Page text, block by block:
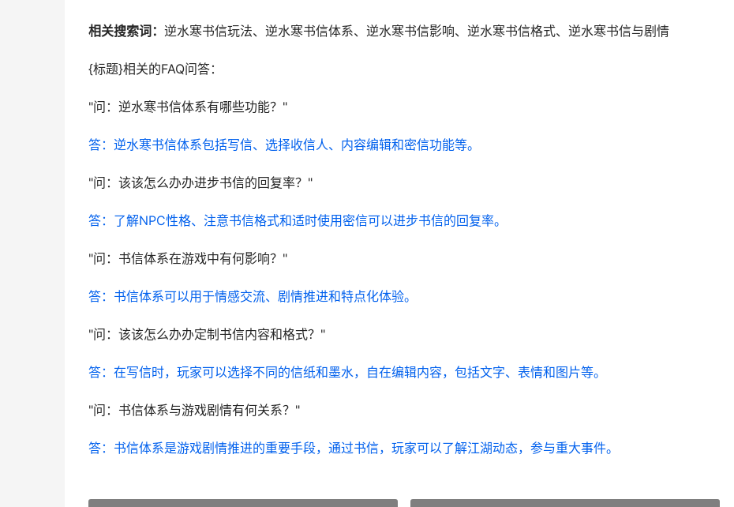
相关搜索词： 逆水寒书信玩法、逆水寒书信体系、逆水寒书信影响、逆水寒书信格式、逆水寒书信与剧情
{标题}相关的FAQ问答：
问：逆水寒书信体系有哪些功能？
答：逆水寒书信体系包括写信、选择收信人、内容编辑和密信功能等。
问：该该怎么办办进步书信的回复率？
答：了解NPC性格、注意书信格式和适时使用密信可以进步书信的回复率。
问：书信体系在游戏中有何影响？
答：书信体系可以用于情感交流、剧情推进和特点化体验。
问：该该怎么办办定制书信内容和格式？
答：在写信时，玩家可以选择不同的信纸和墨水，自在编辑内容，包括文字、表情和图片等。
问：书信体系与游戏剧情有何关系？
答：书信体系是游戏剧情推进的重要手段，通过书信，玩家可以了解江湖动态，参与重大事件。